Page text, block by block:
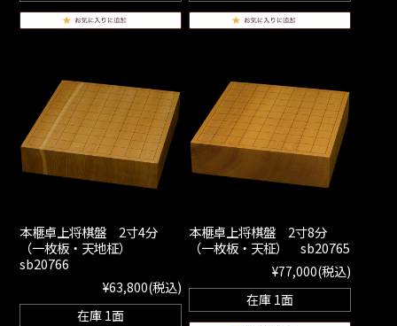
本榧卓上将棋盤 2寸4分
（一枚板・天地柾）
sb20766
¥63,800(税込)
在庫 1面
本榧卓上将棋盤 2寸8分
（一枚板・天柾） sb20765
¥77,000(税込)
在庫 1面